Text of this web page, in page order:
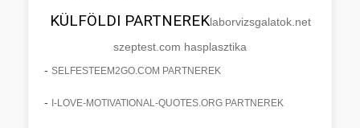
KÜLFÖLDI PARTNEREKlaborvizsgalatok.net
szeptest.com hasplasztika
- SELFESTEEM2GO.COM PARTNEREK
- I-LOVE-MOTIVATIONAL-QUOTES.ORG PARTNEREK